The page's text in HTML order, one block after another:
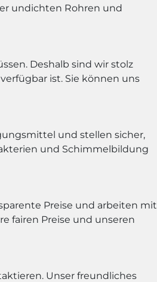
undichten Rohren und
Deshalb sind wir stolz
ist. Sie können uns
und stellen sicher,
und Schimmelbildung
Preise und arbeiten mit
fairen Preise und unseren
Unser freundliches